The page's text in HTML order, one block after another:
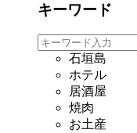
キーワード
石垣島
ホテル
居酒屋
焼肉
お土産